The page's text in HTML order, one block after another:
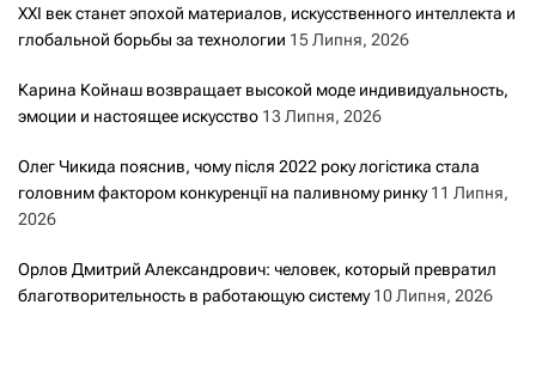
XXI век станет эпохой материалов, искусственного интеллекта и
глобальной борьбы за технологии 15 Липня, 2026
Карина Койнаш возвращает высокой моде индивидуальность,
эмоции и настоящее искусство 13 Липня, 2026
Олег Чикида пояснив, чому після 2022 року логістика стала
головним фактором конкуренції на паливному ринку 11 Липня,
2026
Орлов Дмитрий Александрович: человек, который превратил
благотворительность в работающую систему 10 Липня, 2026